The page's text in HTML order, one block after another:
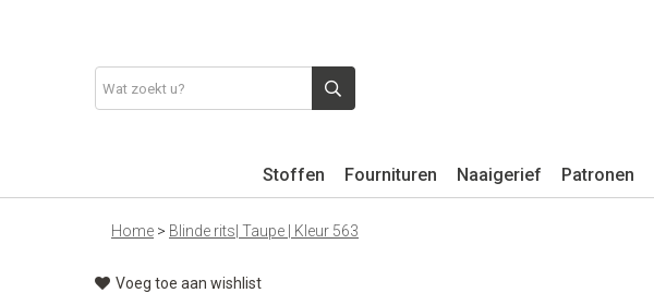
Stoffen Fournituren Naaigerief Patronen
Home > Blinde rits| Taupe | Kleur 563
Voeg toe aan wishlist